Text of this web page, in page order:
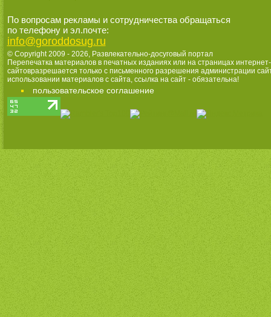
По вопросам рекламы и сотрудничества обращаться
по телефону и эл.почте:
info@goroddosug.ru
© Copyright 2009 - 2026, Развлекательно-досуговый портал
Перепечатка материалов в печатных изданиях или на страницах интернет-
сайтовразрешается только с письменного разрешения администрации
использовании материалов с сайта, ссылка на сайт - обязательна!
пользовательское соглашение